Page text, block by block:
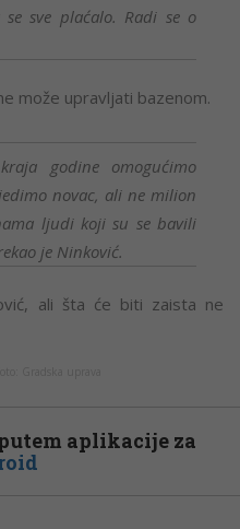
sve plaćalo. Radi se o
može upravljati bazenom.
godine omogućimo
novac, ali ne milion
ljudi koji su se bavili
je Ninković.
ali šta će biti zaista ne
aplikacije za